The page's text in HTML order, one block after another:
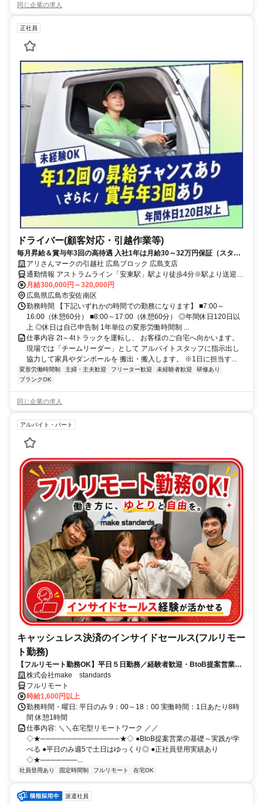
同じ企業の求人
正社員
ドライバー(顧客対応・引越作業等)
毎月昇給＆賞与年3回の高待遇 入社1年は月給30～32万円保証（スター
トダッシュ支援制度）
アリさんマークの引越社 広島ブロック 広島支店
通勤情報 アストラムライン「安東駅」駅より徒歩4分※駅より送迎あ
り
月給300,000円～320,000円
広島県広島市安佐南区
勤務時間 【下記いずれかの時間での勤務になります】 ■7:00～
16:00（休憩60分） ■8:00～17:00（休憩60分） ◎年間休日120日以
上 ◎休日は自己申告制 1年単位の変形労働時間制 ...
仕事内容 2t～4tトラックを運転し、 お客様のご自宅へ向かいます。
現場では「チームリーダー」として アルバイトスタッフに指示出し
協力して家具やダンボールを 搬出・搬入します。 ※1日に担当す...
変形労働時間制 主婦・主夫歓迎 フリーター歓迎 未経験者歓迎
研修あり
ブランクOK
同じ企業の求人
アルバイト・パート
キャッシュレス決済のインサイドセールス(フルリモー
ト勤務)
【フルリモート勤務OK】平日５日勤務／経験者歓迎・BtoB提案営業で
スキルアップ
株式会社make standards
フルリモート
時給1,600円以上
勤務時間・曜日: 平日のみ 9：00～18：00 実働時間：1日あたり8時
間 休憩1時間
仕事内容: ＼＼在宅型リモートワーク ／／
◇★───────────────★◇ ●BtoB提案営業の基礎～実践が学
べる ●平日のみ週5で土日はゆっくり◎ ●正社員登用実績あり
◇★───────...
社員登用あり 固定時間制 フルリモート 在宅OK
派遣社員